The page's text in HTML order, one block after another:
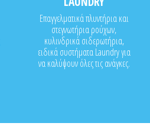
Επαγγελματικά πλυντήρια και
στεγνωτήρια ρούχων,
κυλινδρικά σιδερωτήρια,
ειδικά συστήματα Laundry για
να καλύψουν όλες τις ανάγκες.